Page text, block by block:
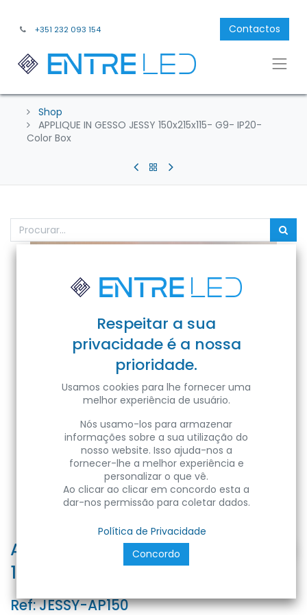
+351 232 093 154 Contactos
Shop
APPLIQUE IN GESSO JESSY 150x215x115- G9- IP20-
Color Box
APPLIQUE IN GESSO JESSY
150x215x115- G9- IP20- Color Box
Ref:JESSY-AP150
Respeitar a sua
privacidade é a nossa
prioridade.
Usamos cookies para lhe fornecer uma
melhor experiência de usuário.
Nós usamo-los para armazenar
informações sobre a sua utilização do
nosso website. Isso ajuda-nos a
fornecer-lhe a melhor experiência e
personalizar o que vê.
Ao clicar ao clicar em concordo esta a
dar-nos permissão para coletar dados.
Política de Privacidade
Concordo